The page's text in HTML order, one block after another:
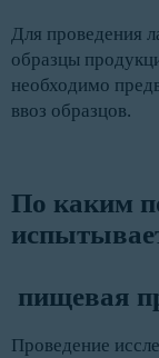
Для проведения
образцы
необходимо
ввоз образцов.
По каким
пищевая
Проведение